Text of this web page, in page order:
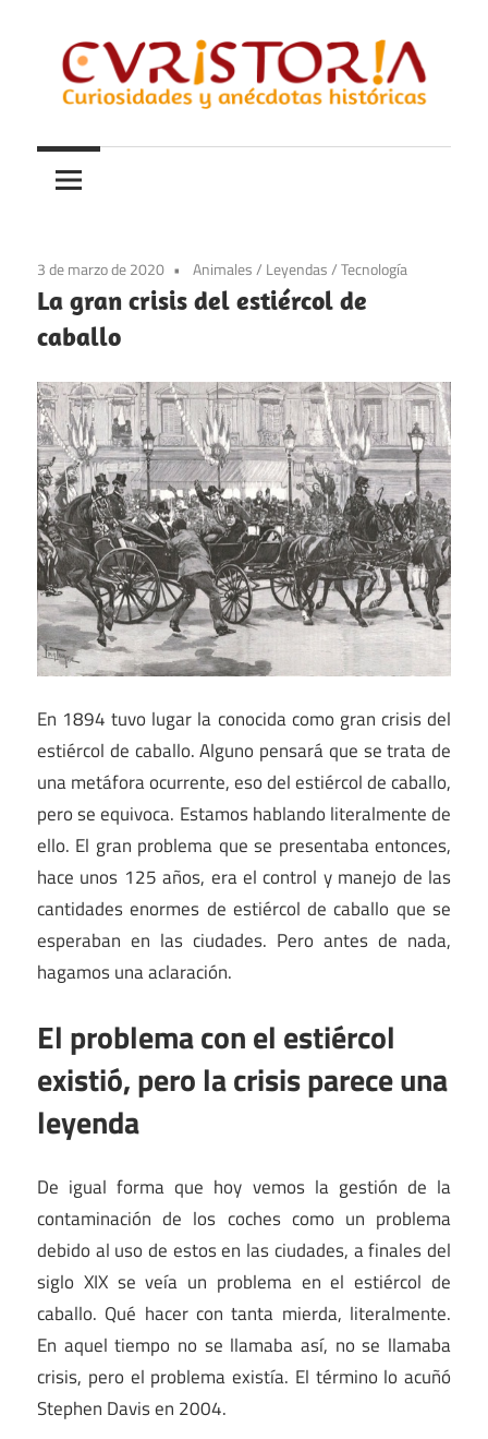
contenido
Curistoria
y
anécdotas
historia
3 de marzo de 2020 Animales/ Leyendas/Tecnología
La gran crisis del estiércol de
caballo
En 1894 tuvo lugar la conocida como gran crisis del
estiércol de caballo. Alguno pensará que se trata de
una metáfora ocurrente, eso del estiércol de caballo,
pero se equivoca. Estamos hablando literalmente de
ello. El gran problema que se presentaba entonces,
hace unos 125 años, era el control y manejo de las
cantidades enormes de estiércol de caballo que se
esperaban en las ciudades. Pero antes de nada,
hagamos una aclaración.
El problema con el estiércol
existió, pero la crisis parece una
leyenda
De igual forma que hoy vemos la gestión de la
contaminación de los coches como un problema
debido al uso de estos en las ciudades, a finales del
siglo XIX se veía un problema en el estiércol de
caballo. Qué hacer con tanta mierda, literalmente.
En aquel tiempo no se llamaba así, no se llamaba
crisis, pero el problema existía. El término lo acuñó
Stephen Davis en 2004.